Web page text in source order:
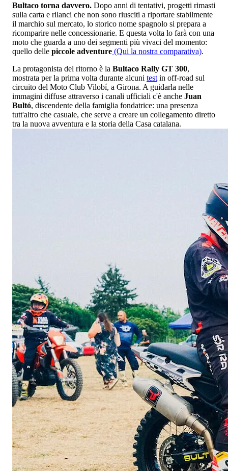
Bultaco torna davvero. Dopo anni di tentativi, progetti rimasti
sulla carta e rilanci che non sono riusciti a riportare stabilmente
il marchio sul mercato, lo storico nome spagnolo si prepara a
ricomparire nelle concessionarie. E questa volta lo farà con una
moto che guarda a uno dei segmenti più vivaci del momento:
quello delle piccole adventure (Qui la nostra comparativa).
La protagonista del ritorno è la Bultaco Rally GT 300,
mostrata per la prima volta durante alcuni test in off-road sul
circuito del Moto Club Vilobí, a Girona. A guidarla nelle
immagini diffuse attraverso i canali ufficiali c'è anche Juan
Bultó, discendente della famiglia fondatrice: una presenza
tutt'altro che casuale, che serve a creare un collegamento diretto
tra la nuova avventura e la storia della Casa catalana.